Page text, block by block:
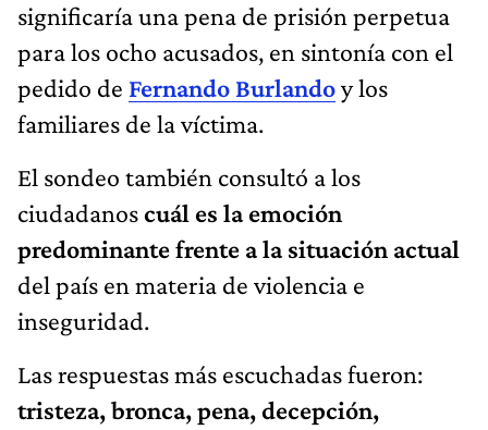
significaría una pena de prisión perpetua
para los ocho acusados, en sintonía con el
pedido de Fernando Burlandoy los
familiares de la víctima.
El sondeo también consultó a los
ciudadanoscuál es la emoción
predominante frente a la situación actual
del país en materia de violencia e
inseguridad.
Las respuestas más escuchadas fueron:
tristeza, bronca, pena, decepción,